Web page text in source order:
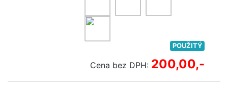
POUŽITÝ
Cena bez DPH: 200,00,-